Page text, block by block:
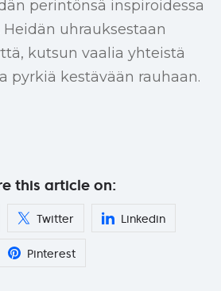
perintönsä inspiroidessa
uhrauksestaan
kutsun vaalia yhteistä
pyrkiä kestävään rauhaan.
this article on:
Twitter Linkedin
Pinterest